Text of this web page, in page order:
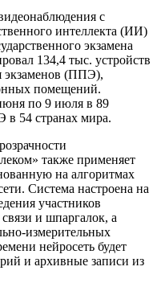
с
интеллекта (ИИ)
экзамена
134,4 тыс. устройств
экзаменов (ППЭ),
помещений.
по 9 июля в 89
54 странах мира.
также применяет
на алгоритмах
Система настроена на
участников
и шпаргалок, а
измерительных
нейросеть будет
и архивные записи из